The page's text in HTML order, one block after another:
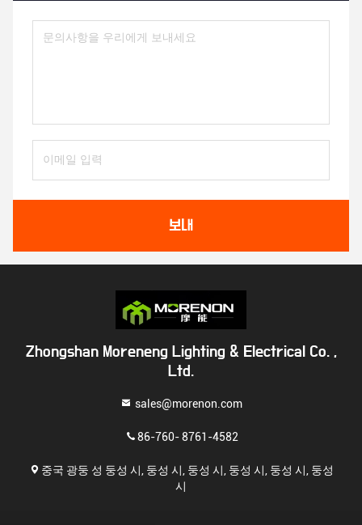
보내
Zhongshan Moreneng Lighting & Electrical Co. ,
Ltd.
sales@morenon.com
86-760- 8761-4582
중국 광둥 성 둥성 시, 둥성 시, 둥성 시, 둥성 시, 둥성 시, 둥성
시